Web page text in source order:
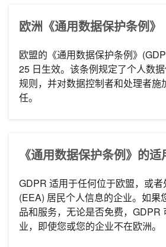
欧洲《通用数据保护条例》
欧盟的《通用数据保护条例》
25 日生效。该条例规定了个人数
规则，并对数据控制者和处理者施
任。
《通用数据保护条例》的
GDPR 适用于任何位于欧盟，或
(EEA) 居民个人信息的企业。如果
品和服务，无论是否免费，GDPR
业，即使您或您的企业不在欧洲。